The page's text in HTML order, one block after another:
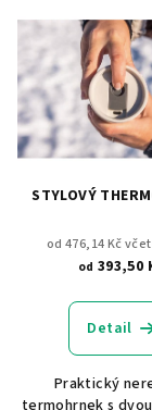
STYLOVÝ
od 476,14 Kč
od 393,50
Detail
Praktický